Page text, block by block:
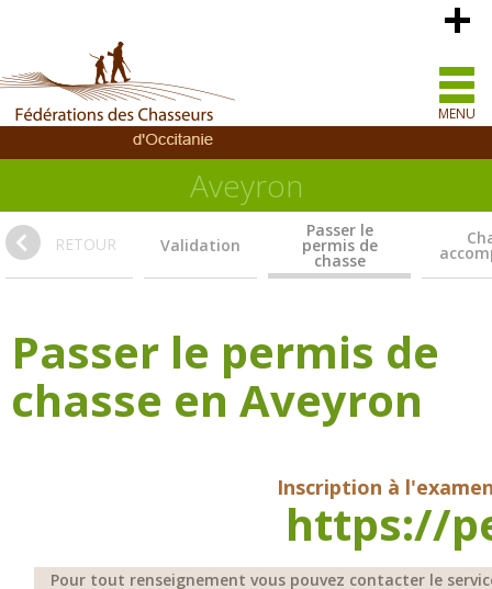
MENU
Aveyron
RETOUR Validation
Passer le
permis de
chasse
Passer le permis de
chasse en Aveyron
Inscription à
https://
Pour tout renseignement vous pouvez contacter le